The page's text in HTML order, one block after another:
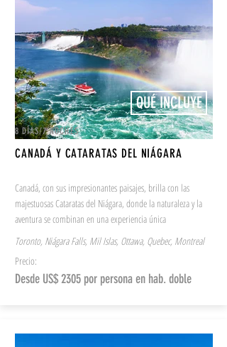
8 DÍAS/7 NOCHES
QUÉ INCLUYE
CANADÁ Y CATARATAS DEL NIÁGARA
Canadá, con sus impresionantes paisajes, brilla con las
majestuosas Cataratas del Niágara, donde la naturaleza y la
aventura se combinan en una experiencia única
Toronto, Niágara Falls, Mil Islas, Ottawa, Quebec, Montreal
Precio:
Desde US$ 2305 por persona en hab. doble